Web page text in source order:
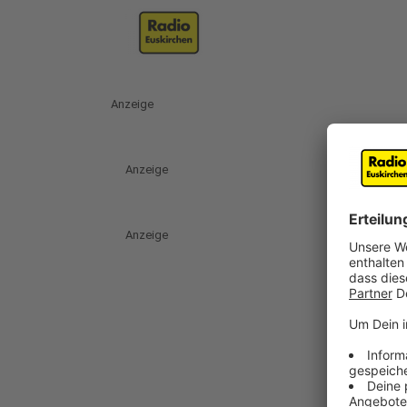
Anzeige
Anzeige
Anzeige